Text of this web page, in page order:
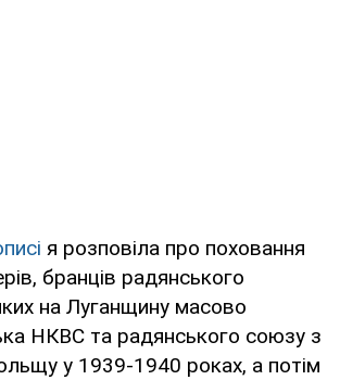
я розповіла про поховання
бранців радянського
на Луганщину масово
НКВС та радянського союзу з
у 1939-1940 роках, а потім